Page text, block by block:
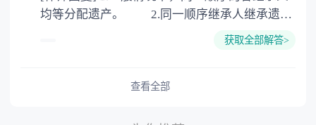
均等分配遗产。 2.同一顺序继承人继承遗产
或者与被继承人共同生活的继承人，分配遗产
获取全部解答>
查看全部